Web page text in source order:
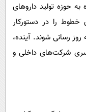
حوزه تولید داروهای
خطوط را در دستورکار
رسانی شوند. آینده،
سری شرکت‌های داخلی و